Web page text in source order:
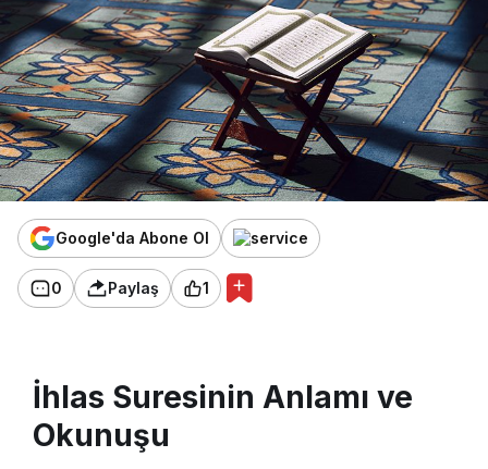
Google'da Abone Ol
0 Paylaş 1
İhlas Suresinin Anlamı ve
Okunuşu